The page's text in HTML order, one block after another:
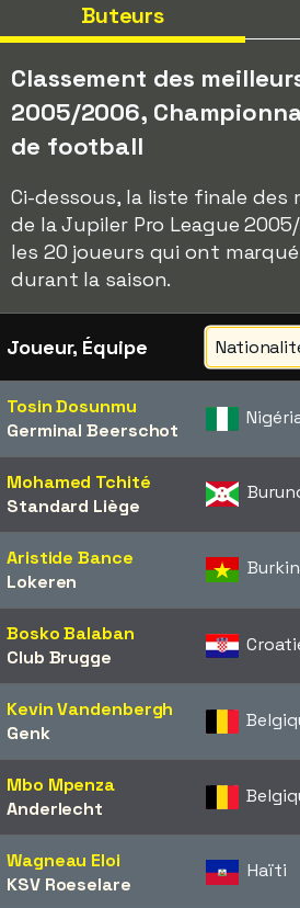
Buteurs
Classement des
2005/2006,
de football
Ci-dessous, la liste finale des
de la Jupiler Pro League
les 20 joueurs qui ont
durant la saison.
Joueur, Équipe
Tosin Dosunmu
Germinal Beerschot
Mohamed Tchité
Standard Liège
Aristide Bance
Lokeren
Bosko Balaban
Club Brugge
Kevin Vandenbergh
Genk
Mbo Mpenza
Anderlecht
Wagneau Eloi
KSV Roeselare
Haïti